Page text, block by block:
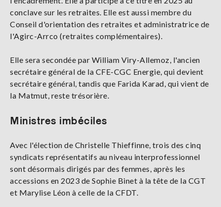
conclave sur les retraites. Elle est aussi membre du
Conseil d'orientation des retraites et administratrice de
l'Agirc-Arrco (retraites complémentaires).
Elle sera secondée par William Viry-Allemoz, l'ancien
secrétaire général de la CFE-CGC Energie, qui devient
secrétaire général, tandis que Farida Karad, qui vient de
la Matmut, reste trésorière.
Ministres imbéciles
Avec l'élection de Christelle Thieffinne, trois des cinq
syndicats représentatifs au niveau interprofessionnel
sont désormais dirigés par des femmes, après les
accessions en 2023 de Sophie Binet à la tête de la CGT
et Marylise Léon à celle de la CFDT.